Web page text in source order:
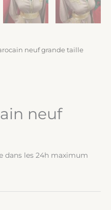
neuf grande taille
neuf
dans les 24h maximum